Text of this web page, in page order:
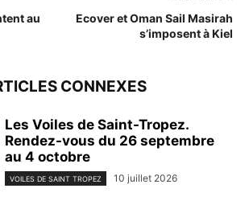
au
Ecover et Oman Sail Masirah
s’imposent à Kiel
CONNEXES
Les Voiles de Saint-Tropez.
Rendez-vous du 26 septembre
au 4 octobre
VOILES DE SAINT TROPEZ 10 juillet 2026